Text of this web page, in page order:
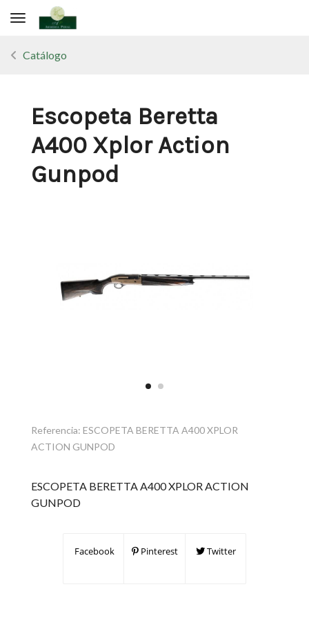
Toggle navigation
Catálogo
Escopeta Beretta
A400 Xplor Action
Gunpod
Referencia: ESCOPETA BERETTA A400 XPLOR
ACTION GUNPOD
ESCOPETA BERETTA A400 XPLOR ACTION
GUNPOD
Facebook Pinterest Twitter